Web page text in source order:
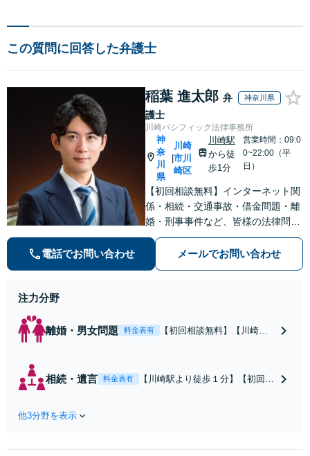
この質問に回答した弁護士
稲葉 進太郎 弁
護士
神奈川県
川崎パシフィック法律事務所
神
奈
川
県
|
川崎
市川
崎区
川崎駅
から徒
歩1分
営業時間：09:0
0~22:00（平
日）
【初回相談無料】インターネット関
係・相続・交通事故・借金問題・離
婚・刑事事件など、皆様の法律問題
を解決すべく、親身になって取り組
みます。クチコミ・リピーターの方
も多数。お気軽にお問い合わせ下さ
電話でお問い合わせ メールでお問い合わせ
注力分野
離婚・男女問題 料金表有
【初回相談無料】【川崎駅
割・婚姻費用・養育費・財
相続・遺言 料金表有
【川崎駅より徒歩１分】【初回相
スを目指しております。
他3分野を表示